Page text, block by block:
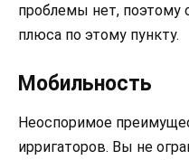
проблемы нет, поэтому
плюса по этому пункту.
Мобильность
Неоспоримое
ирригаторов. Вы не